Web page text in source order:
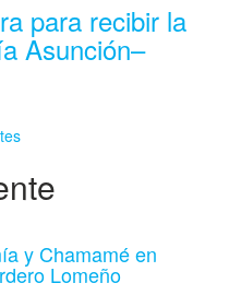
para recibir la
Asunción–
y Chamamé en
Lomeño